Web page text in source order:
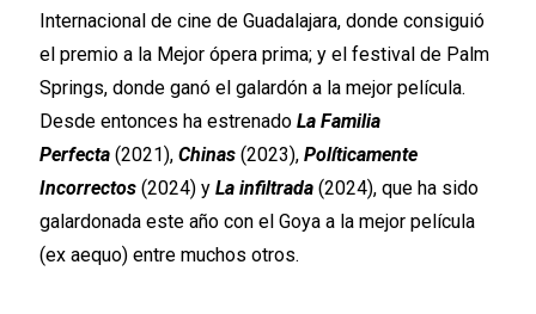
Internacional de cine de Guadalajara, donde consiguió
el premio a la Mejor ópera prima; y el festival de Palm
Springs, donde ganó el galardón a la mejor película.
Desde entonces ha estrenado La Familia
Perfecta (2021), Chinas (2023), Políticamente
Incorrectos (2024) y La infiltrada (2024), que ha sido
galardonada este año con el Goya a la mejor película
(ex aequo) entre muchos otros.